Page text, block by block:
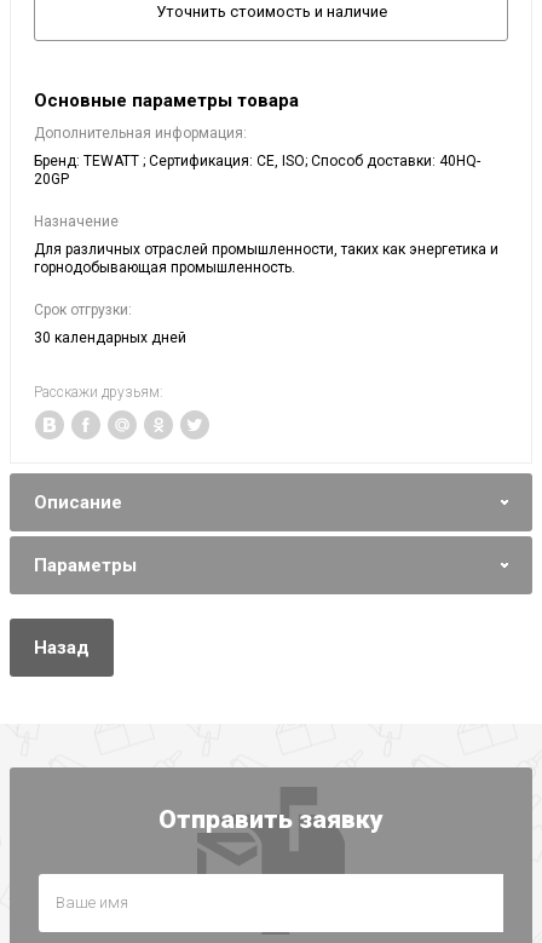
Уточнить стоимость и наличие
Основные параметры товара
Дополнительная информация:
Бренд: TEWATT ; Сертификация: CE, ISO; Способ доставки: 40HQ-
20GP
Назначение
Для различных отраслей промышленности, таких как энергетика и
горнодобывающая промышленность.
Срок отгрузки:
30 календарных дней
Расскажи друзьям:
Описание
Параметры
Назад
Отправить заявку